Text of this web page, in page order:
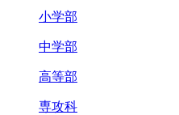
小学部
中学部
高等部
専攻科